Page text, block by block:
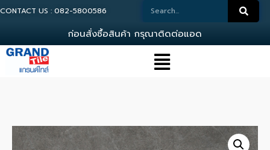
CONTACT US : 082-5800586
กอนสงซอสนคา กรณาตดตอแอดม